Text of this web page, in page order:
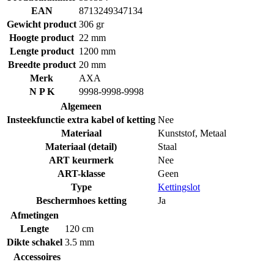
EAN
8713249347134
Gewicht product 306 gr
Hoogte product 22 mm
Lengte product 1200 mm
Breedte product 20 mm
Merk
AXA
N P K
9998-9998-9998
Algemeen
Insteekfunctie extra kabel of ketting Nee
Materiaal
Kunststof, Metaal
Materiaal (detail)
Staal
ART keurmerk
Nee
ART-klasse
Geen
Type
Kettingslot
Beschermhoes ketting
Ja
Afmetingen
Lengte
120 cm
Dikte schakel 3.5 mm
Accessoires